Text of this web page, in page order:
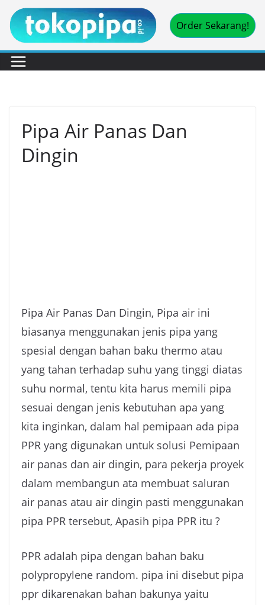
Skip
content
Order Sekarang!
Pipa Air Panas Dan
Dingin
Pipa Air Panas Dan Dingin, Pipa air ini
biasanya menggunakan jenis pipa yang
spesial dengan bahan baku thermo atau
yang tahan terhadap suhu yang tinggi diatas
suhu normal, tentu kita harus memili pipa
sesuai dengan jenis kebutuhan apa yang
kita inginkan, dalam hal pemipaan ada pipa
PPR yang digunakan untuk solusi Pemipaan
air panas dan air dingin, para pekerja proyek
dalam membangun ata membuat saluran
air panas atau air dingin pasti menggunakan
pipa PPR tersebut, Apasih pipa PPR itu ?
PPR adalah pipa dengan bahan baku
polypropylene random. pipa ini disebut pipa
ppr dikarenakan bahan bakunya yaitu